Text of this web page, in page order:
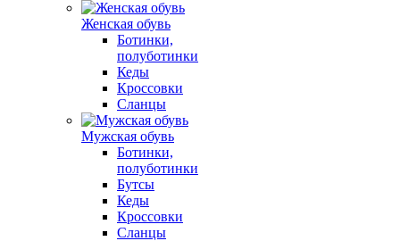
Женская обувь
Ботинки,
полуботинки
Кеды
Кроссовки
Сланцы
Мужская обувь
Ботинки,
полуботинки
Бутсы
Кеды
Кроссовки
Сланцы